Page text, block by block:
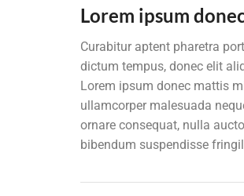
Lorem ipsum
Curabitur aptent pharetra
dictum tempus, donec elit
Lorem ipsum donec mattis
ullamcorper malesuada
ornare consequat, nulla
bibendum suspendisse